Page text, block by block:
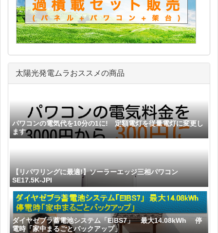
太陽光発電ムラおススメの商品
パワコンの電気代を10分の1に! 定額電灯を従量電灯に変更し
ます
【リパワリングに最適!】ソーラーエッジ三相パワコン
SE17.5K-JPI
ダイヤゼブラ蓄電池システム「EIBS7」 最大14.08kWh 停
電時「家中まるごとバックアップ」